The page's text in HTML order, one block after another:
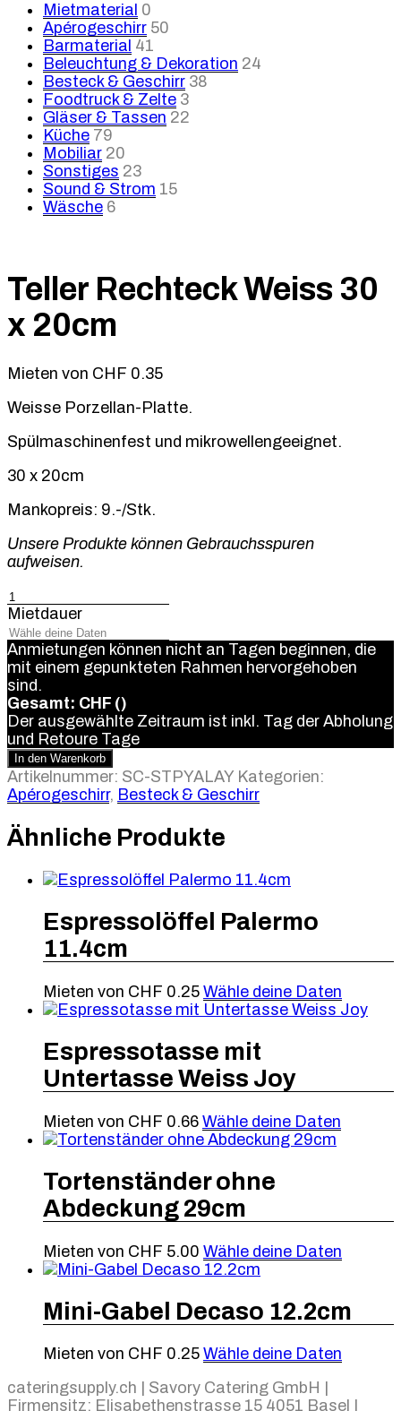
Mietmaterial 0
Apérogeschirr 50
Barmaterial 41
Beleuchtung & Dekoration 24
Besteck & Geschirr 38
Foodtruck & Zelte 3
Gläser & Tassen 22
Küche 79
Mobiliar 20
Sonstiges 23
Sound & Strom 15
Wäsche 6
Teller Rechteck Weiss 30
x 20cm
Mieten von CHF 0.35
Weisse Porzellan-Platte.
Spülmaschinenfest und mikrowellengeeignet.
30 x 20cm
Mankopreis: 9.-/Stk.
Unsere Produkte können Gebrauchsspuren
aufweisen.
Teller
Rechteck
Weiss
30
x
20cm
Menge
Mietdauer
Anmietungen können nicht an Tagen beginnen, die
mit einem gepunkteten Rahmen hervorgehoben
sind.
Gesamt: CHF ()
Der ausgewählte Zeitraum ist inkl. Tag der Abholung
und Retoure Tage
In den Warenkorb
Artikelnummer: SC-STPYALAY Kategorien:
Apérogeschirr, Besteck & Geschirr
Ähnliche Produkte
Espressolöffel Palermo
11.4cm
Mieten von CHF 0.25 Wähle deine Daten
Espressotasse mit
Untertasse Weiss Joy
Mieten von CHF 0.66 Wähle deine Daten
Tortenständer ohne
Abdeckung 29cm
Mieten von CHF 5.00 Wähle deine Daten
Mini-Gabel Decaso 12.2cm
Mieten von CHF 0.25 Wähle deine Daten
cateringsupply.ch | Savory Catering GmbH |
Firmensitz: Elisabethenstrasse 15 4051 Basel |